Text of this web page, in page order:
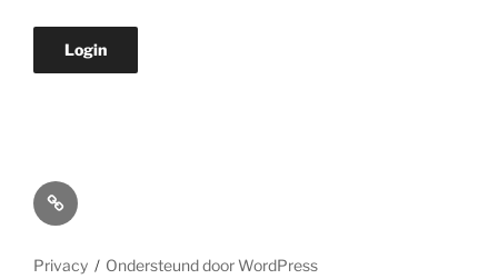
Online
meekijken/luisteren
Privacy Ondersteund door WordPress